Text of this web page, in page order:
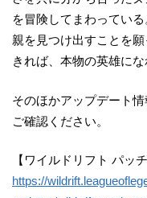
を冒険してまわってい
親を見つけ出すことを
きれば、本物の英雄に
そのほかアップデート
ご確認ください。
【ワイルドリフト パッ
https://